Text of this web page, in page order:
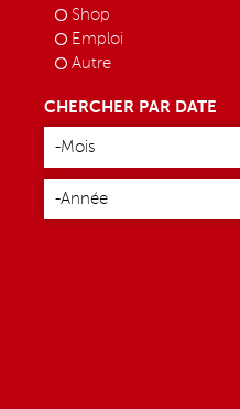
Shop
Emploi
Autre
CHERCHER PAR DATE
Mois
-Mois
Année
-Année